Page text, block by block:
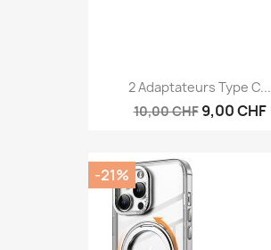
2 Adaptateurs Type C...
10,00 CHF 9,00 CHF
-21%